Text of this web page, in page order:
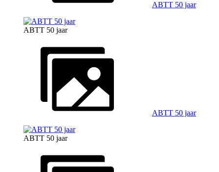
ABTT 50 jaar
ABTT 50 jaar
ABTT 50 jaar
ABTT 50 jaar